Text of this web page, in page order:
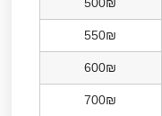
550₪
600₪
700₪